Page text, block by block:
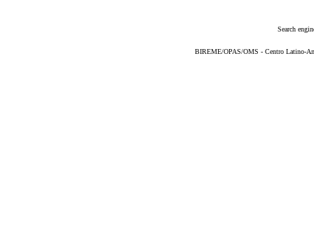
Search
BIREME/OPAS/OMS - Centro Latino-